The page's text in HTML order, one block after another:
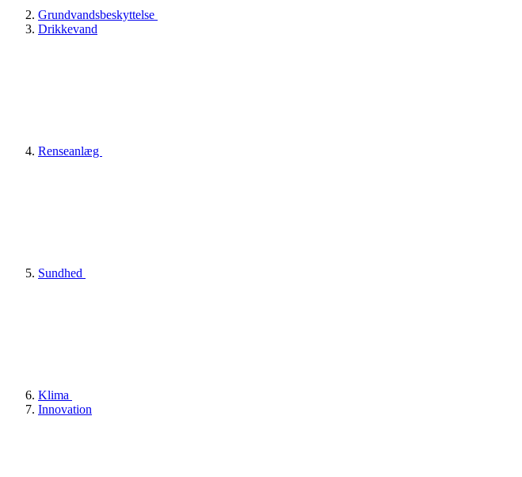
Grundvandsbeskyttelse
Drikkevand
Renseanlæg
Sundhed
Klima
Innovation